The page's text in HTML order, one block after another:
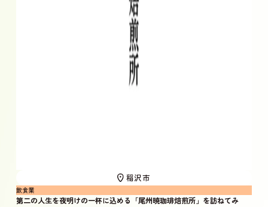
稲沢市
飲食業
第二の人生を夜明けの一杯に込める「尾州暁珈琲焙煎所」を訪ねてみ